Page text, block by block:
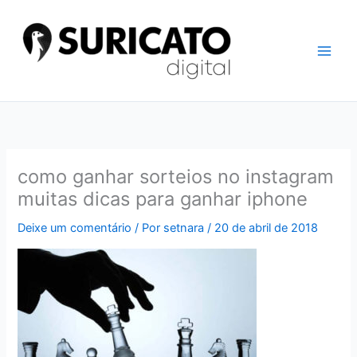
conteúdo
como ganhar sorteios no instagram
muitas dicas para ganhar iphone
Deixe um comentário / Por setnara/ 20 de abril de 2018